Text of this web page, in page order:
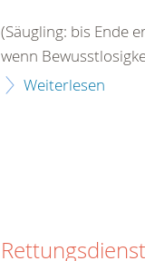
(Säugling: bis Ende
wenn
Weiterlesen
Rettungsdienst